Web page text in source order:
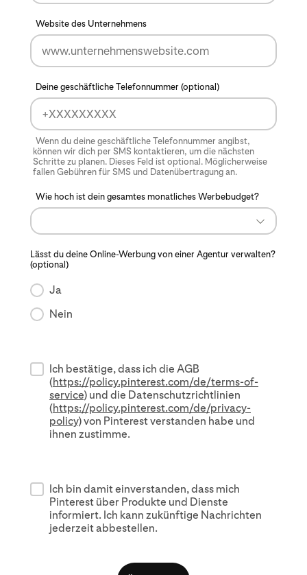
Website des Unternehmens
Deine geschäftliche Telefonnummer (optional)
Wenn du deine geschäftliche Telefonnummer angibst,
können wir dich per SMS kontaktieren, um die nächsten
Schritte zu planen. Dieses Feld ist optional. Möglicherweise
fallen Gebühren für SMS und Datenübertragung an.
Wie hoch ist dein gesamtes monatliches Werbebudget?
Lässt du deine Online-Werbung von einer Agentur verwalten?
(optional)
Ja
Nein
Ich bestätige, dass ich die AGB
(https://policy.pinterest.com/de/terms-of-
service) und die Datenschutzrichtlinien
(https://policy.pinterest.com/de/privacy-
policy) von Pinterest verstanden habe und
ihnen zustimme.
Ich bin damit einverstanden, dass mich
Pinterest über Produkte und Dienste
informiert. Ich kann zukünftige Nachrichten
jederzeit abbestellen.